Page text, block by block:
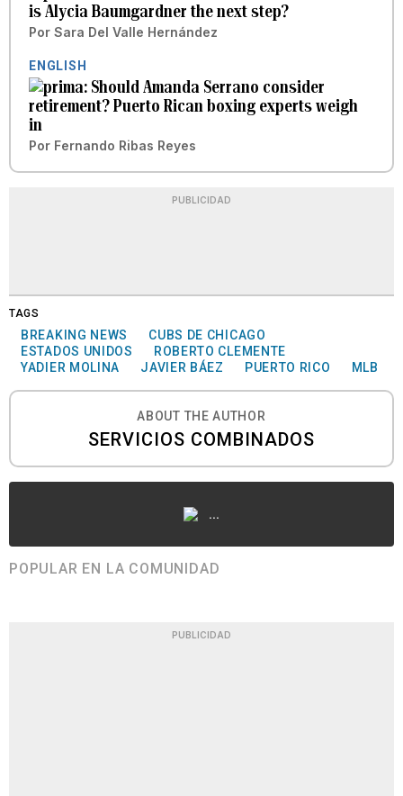
is Alycia Baumgardner the next step?
Por Sara Del Valle Hernández
ENGLISH
Should Amanda Serrano consider
retirement? Puerto Rican boxing experts weigh
in
Por Fernando Ribas Reyes
PUBLICIDAD
TAGS
BREAKING NEWS
CUBS DE CHICAGO
ESTADOS UNIDOS
ROBERTO CLEMENTE
YADIER MOLINA
JAVIER BÁEZ PUERTO RICO MLB
ABOUT THE AUTHOR
SERVICIOS COMBINADOS
...
POPULAR EN LA COMUNIDAD
PUBLICIDAD